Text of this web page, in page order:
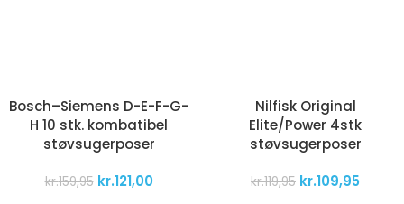
Bosch–Siemens D-E-F-G-
H 10 stk. kombatibel
støvsugerposer
kr.159,95 kr.121,00
Nilfisk Original
Elite/Power 4stk
støvsugerposer
kr.119,95 kr.109,95